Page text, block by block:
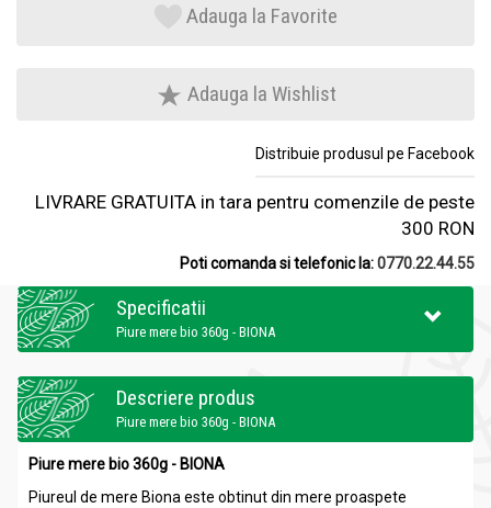
Adauga la Favorite
Adauga la Wishlist
Distribuie produsul pe Facebook
LIVRARE GRATUITA in tara pentru comenzile de peste
300 RON
Poti comanda si telefonic la:0770.22.44.55
Specificatii
Piure mere bio 360g - BIONA
Descriere produs
Piure mere bio 360g - BIONA
Piure mere bio 360g - BIONA
Piureul de mere Biona este obtinut din mere proaspete